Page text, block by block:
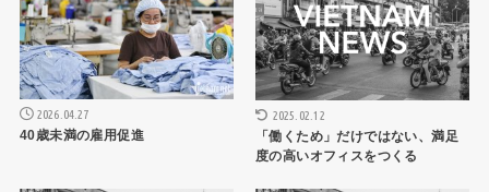
2026.04.27
40歳未満の雇用促進
2025.02.12
「働くため」だけではない、満足
度の高いオフィスをつくる